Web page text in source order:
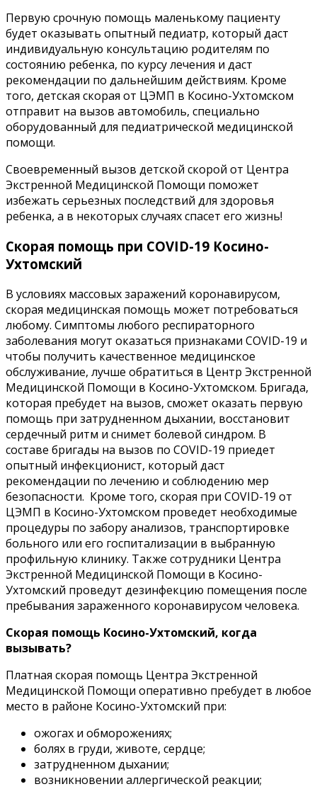
Первую срочную помощь маленькому пациенту
будет оказывать опытный педиатр, который даст
индивидуальную консультацию родителям по
состоянию ребенка, по курсу лечения и даст
рекомендации по дальнейшим действиям. Кроме
того, детская скорая от ЦЭМП в Косино-Ухтомском
отправит на вызов автомобиль, специально
оборудованный для педиатрической медицинской
помощи.
Своевременный вызов детской скорой от Центра
Экстренной Медицинской Помощи поможет
избежать серьезных последствий для здоровья
ребенка, а в некоторых случаях спасет его жизнь!
Скорая помощь при COVID-19 Косино-
Ухтомский
В условиях массовых заражений коронавирусом,
скорая медицинская помощь может потребоваться
любому. Симптомы любого респираторного
заболевания могут оказаться признаками COVID-19 и
чтобы получить качественное медицинское
обслуживание, лучше обратиться в Центр Экстренной
Медицинской Помощи в Косино-Ухтомском. Бригада,
которая пребудет на вызов, сможет оказать первую
помощь при затрудненном дыхании, восстановит
сердечный ритм и снимет болевой синдром. В
составе бригады на вызов по COVID-19 приедет
опытный инфекционист, который даст
рекомендации по лечению и соблюдению мер
безопасности. Кроме того, скорая при COVID-19 от
ЦЭМП в Косино-Ухтомском проведет необходимые
процедуры по забору анализов, транспортировке
больного или его госпитализации в выбранную
профильную клинику. Также сотрудники Центра
Экстренной Медицинской Помощи в Косино-
Ухтомский проведут дезинфекцию помещения после
пребывания зараженного коронавирусом человека.
Скорая помощь Косино-Ухтомский, когда
вызывать?
Платная скорая помощь Центра Экстренной
Медицинской Помощи оперативно пребудет в любое
место в районе Косино-Ухтомский при:
ожогах и обморожениях;
болях в груди, животе, сердце;
затрудненном дыхании;
возникновении аллергической реакции;